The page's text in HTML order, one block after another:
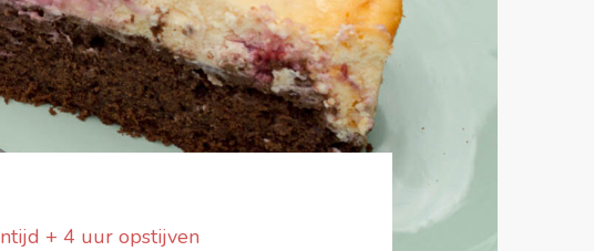
+ 4 uur opstijven